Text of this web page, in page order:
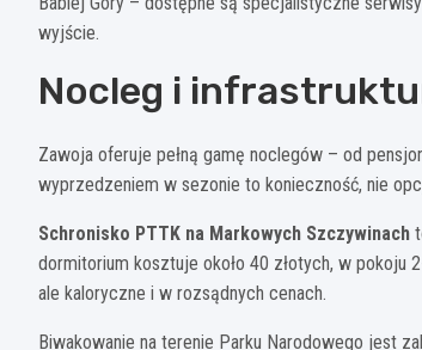
wyjście.
Nocleg i
Zawoja oferuje pełną gamę noclegów – od
wyprzedzeniem w sezonie to konieczność, nie
Schronisko PTTK na Markowych Szczywinach
dormitorium kosztuje około 40 złotych, w pokoju
ale kaloryczne i w rozsądnych cenach.
Biwakowanie na terenie Parku Narodowego jest